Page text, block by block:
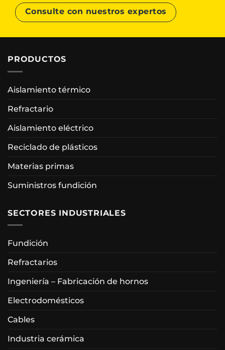
Consulte con nuestros expertos
PRODUCTOS
Aislamiento térmico
Refractario
Aislamiento eléctrico
Reciclado de plásticos
Materias primas
Suministros fundición
SECTORES INDUSTRIALES
Fundición
Refractarios
Ingeniería – Fabricación de hornos
Electrodomésticos
Cables
Industria cerámica